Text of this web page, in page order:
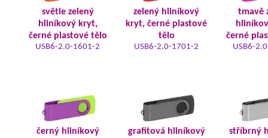
světle zelený
hliníkový kryt,
černé plastové tělo
USB6-2.0-1601-2
zelený hliníkový
kryt, černé plastové
tělo
USB6-2.0-1701-2
tmavě
černé
USB6-
černý hliníkový
grafitová hliníkový
stříbrný